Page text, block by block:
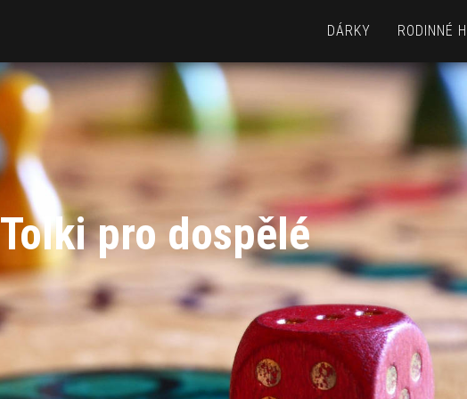
DÁRKY RODINNÉ
Tolki pro dospělé